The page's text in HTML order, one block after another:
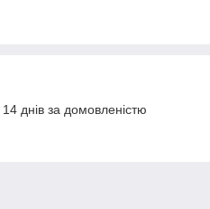
днів за домовленістю